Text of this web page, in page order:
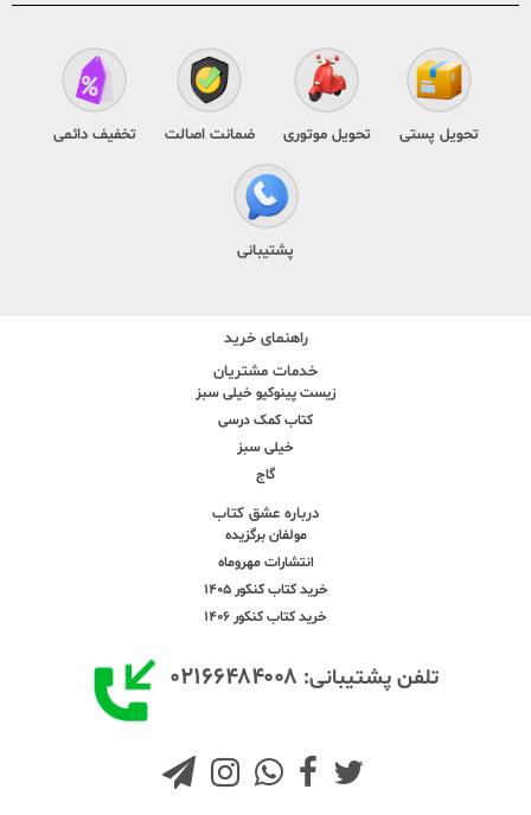
تحویل پستی تحویل موتوری ضمانت اصالت تخفیف دائمی
پشتیبانی
راهنمای خرید
خدمات مشتریان
زیست پینوکیو خیلی سبز
کتاب کمک درسی
خیلی سبز
گاج
درباره عشق کتاب
مولفان برگزیده
انتشارات مهروماه
خرید کتاب کنکور 1405
خرید کتاب کنکور 1406
تلفن پشتیبانی: ۰۲۱۶۶۴۸۴۰۰۸